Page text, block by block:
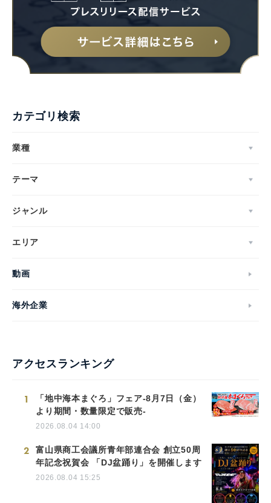
カテゴリ検索
業種
テーマ
ジャンル
エリア
動画
海外企業
アクセスランキング
1
「地中海本まぐろ」フェア-8月7日（金）
より期間・数量限定で販売-
2026.08.04 14:00
2
富山県商工会議所青年部連合会 創立50周
年記念祝賀会 「DJ盆踊り」を開催します
2026.08.04 15:25